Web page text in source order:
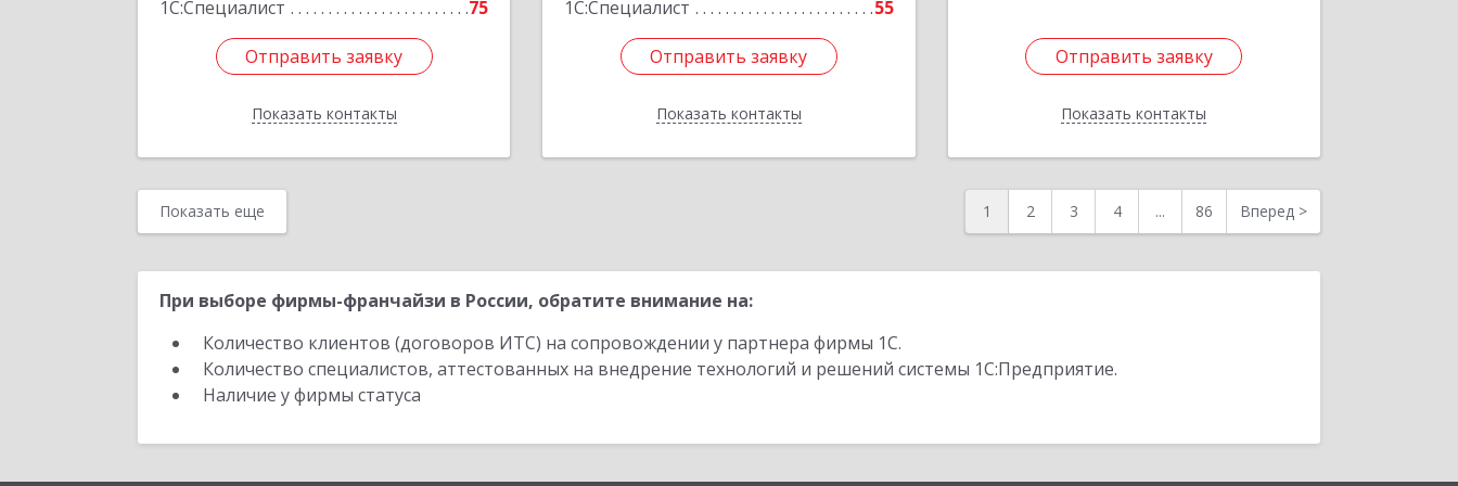
1С:Специалист
75
Отправить заявку
Показать контакты
Отправить заявку
Назад
1С:Специалист
55
Отправить заявку
Показать контакты
Отправить заявку
Назад
Отправить заявку
Показать контакты
Отправить заявку
Назад
Показать еще 1 2 3 4 ... 86 Вперед >
При выборе фирмы-франчайзи в России, обратите внимание на:
Количество клиентов (договоров ИТС) на сопровождении у партнера фирмы 1С.
Количество специалистов, аттестованных на внедрение технологий и решений системы 1С:Предприятие.
Наличие у фирмы статуса